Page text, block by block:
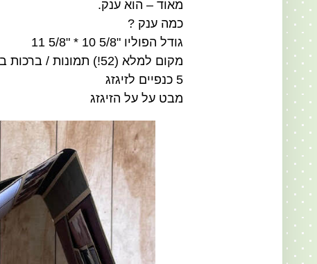
מאוד – הוא ענק.
כמה ענק ?
גודל הפוליו "5/8 10 * "5/8 11
מקום למלא (52!) תמונות / ברכות בגודל "10 * 15 ס"מ ("4 * "6)
5 כנפיים לזיגזג
מבט על על הזיגזג